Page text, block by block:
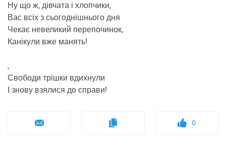
Ну що ж, дівчата і хлопчики,
Вас всіх з сьогоднішнього дня
Чекає невеликий перепочинок,
Канікули вже манять!
,
Свободи трішки вдихнули
І знову взялися до справи!
0